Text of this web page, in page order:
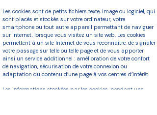
Les cookies sont de petits fichiers texte, image ou logiciel, qui
sont placés et stockés sur votre ordinateur, votre
smartphone ou tout autre appareil permettant de naviguer
sur Internet, lorsque vous visitez un site web. Les cookies
permettent à un site Internet de vous reconnaître, de signaler
votre passage sur telle ou telle page et de vous apporter
ainsi un service additionnel : amélioration de votre confort
de navigation, sécurisation de votre connexion ou
adaptation du contenu d’une page à vos centres d’intérêt.
Les informations stockées par les cookies, pendant une